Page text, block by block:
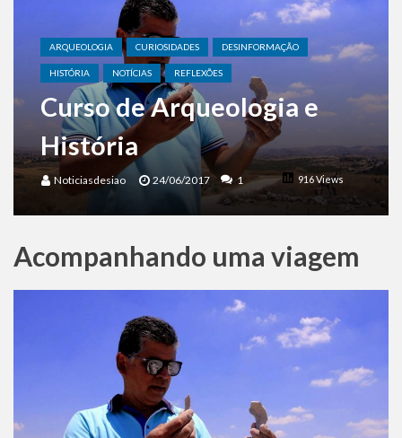
Benjamin Netanyahu faz discurso impactante no Congresso da JNS 2026
ARQUEOLOGIA CURIOSIDADES DESINFORMAÇÃO
HISTÓRIA NOTÍCIAS REFLEXÕES
Curso de Arqueologia e
História
Noticiasdesiao 24/06/2017 916 Views
1
Acompanhando uma viagem